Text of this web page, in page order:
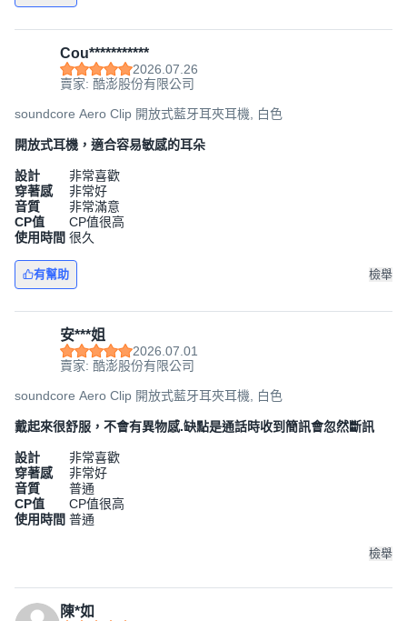
Cou***********
2026.07.26
賣家: 酷澎股份有限公司
soundcore Aero Clip 開放式藍牙耳夾耳機, 白色
開放式耳機，適合容易敏感的耳朵
設計
非常喜歡
穿著感
非常好
音質
非常滿意
CP值
CP值很高
使用時間 很久
有幫助 檢舉
安***姐
2026.07.01
賣家: 酷澎股份有限公司
soundcore Aero Clip 開放式藍牙耳夾耳機, 白色
戴起來很舒服，不會有異物感.缺點是通話時收到簡訊會忽然斷訊
設計
非常喜歡
穿著感
非常好
音質
普通
CP值
CP值很高
使用時間 普通
檢舉
陳*如